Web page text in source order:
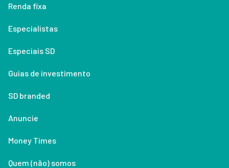
Renda fixa
Especialistas
Especiais SD
Guias de investimento
SD branded
Anuncie
Money Times
Quem (não) somos